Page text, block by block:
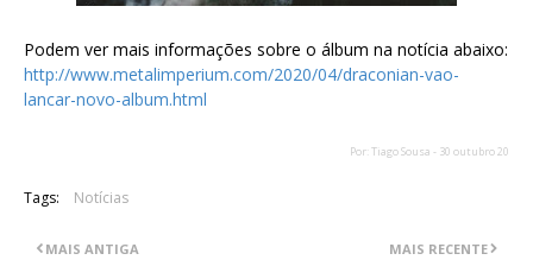
Podem ver mais informações sobre o álbum na notícia abaixo:
http://www.metalimperium.com/2020/04/draconian-vao-
lancar-novo-album.html
Por: Tiago Sousa - 30 outubro 20
Tags: Notícias
MAIS RECENTE
MAIS ANTIGA